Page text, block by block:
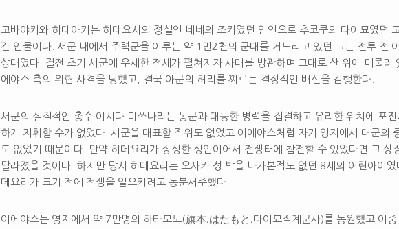
고바야카와 히데아키는 히데요시의 정실인 네네의 조카였던 인연으로 추코쿠의 다이묘였던
간 인물이다. 서군 내에서 주력군을 이루는 약 1만2천의 군대를 거느리고 있던 그는 전투 전
상태였다. 결전 초기 서군에 우세한 전세가 펼쳐지자 사태를 방관하며 그대로 산 위에 머물러
에야스 측의 위협 사격을 당했고, 결국 아군의 허리를 찌르는 결정적인 배신을 감행한다.
서군의 실질적인 총수 이시다 미쓰나리는 동군과 대등한 병력을 집결하고 유리한 위치에 포
하게 지휘할 수가 없었다. 서군을 대표할 직위도 없었고 이에야스처럼 자기 영지에서 대군의
도 없었기 때문이다. 만약 히데요리가 장성한 성인이어서 전쟁터에 참전할 수 있었다면 그 상
달라졌을 것이다. 하지만 당시 히데요리는 오사카 성 밖을 나가본적도 없던 8세의 어린아이였
데요리가 크기 전에 전쟁을 일으키려고 동분서주했다.
이에야스는 영지에서 약 7만명의 하타모토(旗本;はたもと;다이묘직계군사)를 동원했고 이